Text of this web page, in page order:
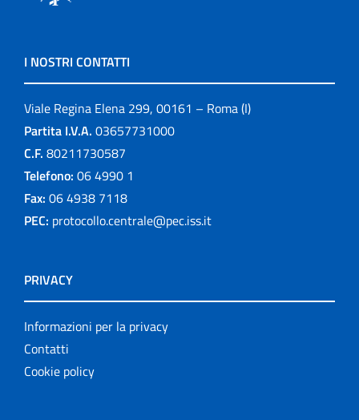
I NOSTRI CONTATTI
Viale Regina Elena 299, 00161 – Roma (I)
Partita I.V.A. 03657731000
C.F. 80211730587
Telefono: 06 4990 1
Fax: 06 4938 7118
PEC: protocollo.centrale@pec.iss.it
PRIVACY
Informazioni per la privacy
Contatti
Cookie policy